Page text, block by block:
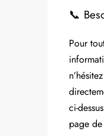
📞
Pour
ci-
page